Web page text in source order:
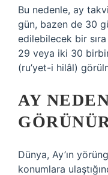
Bu nedenle, ay
gün, bazen de 30
edilebilecek bir
29 veya iki 30
(ru’yet-i hilâl)
AY
Dünya, Ay’ın
konumlara